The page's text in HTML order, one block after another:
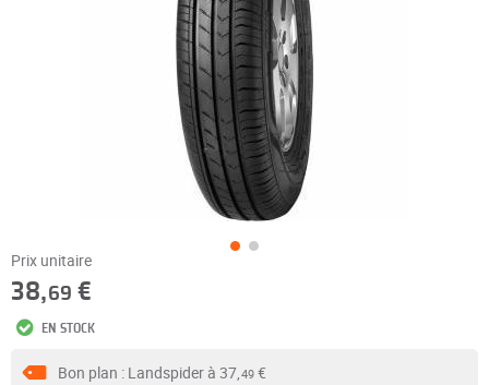
Prix unitaire
38,69 €
EN STOCK
Bon plan : Landspider à 37,49€